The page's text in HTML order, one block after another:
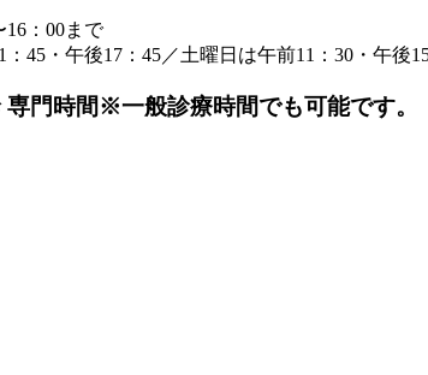
：00まで
45・午後17：45／土曜日は午前11：30・午後
門時間※一般診療時間でも可能です。